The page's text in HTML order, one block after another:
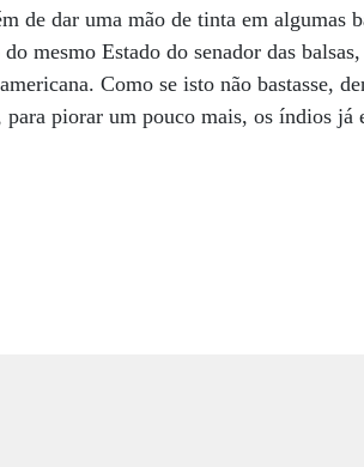
de dar uma mão de tinta em algumas
mesmo Estado do senador das
Como se isto não bastasse,
piorar um pouco mais, os índios já